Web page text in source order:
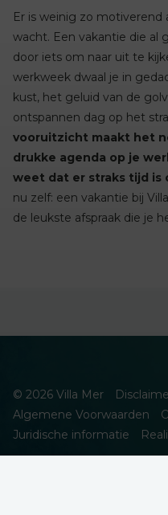
Er is weinig zo motiverend
wacht. Een vakantie die al
door iets om naar uit te
werkweek dwaal je in
kust, het geluid van de
ontspannen dag op het
vooruitzicht maakt het
drukke agenda op je
weet dat er straks tijd is
nu zelf: een vakantie bij
de leukste afspraak die je
© 2026 Villa Mer
Algemene Voorwaarden
Juridische informatie